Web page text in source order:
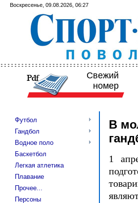
Воскресенье, 09.08.2026, 06:27
Свежий
номер
Футбол
Гандбол
Водное поло
Баскетбол
Легкая атлетика
Плавание
Прочее...
Персоны
В
1